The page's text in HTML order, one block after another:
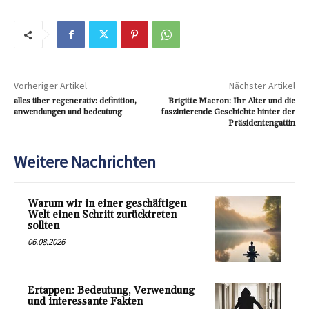
Vorheriger Artikel
alles über regenerativ: definition,
anwendungen und bedeutung
Nächster Artikel
Brigitte Macron: Ihr Alter und die
faszinierende Geschichte hinter der
Präsidentengattin
Weitere Nachrichten
Warum wir in einer geschäftigen
Welt einen Schritt zurücktreten
sollten
06.08.2026
Ertappen: Bedeutung, Verwendung
und interessante Fakten